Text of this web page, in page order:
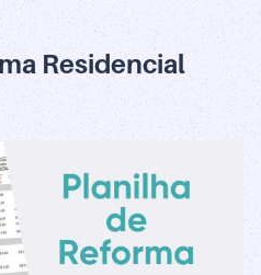
Residencial